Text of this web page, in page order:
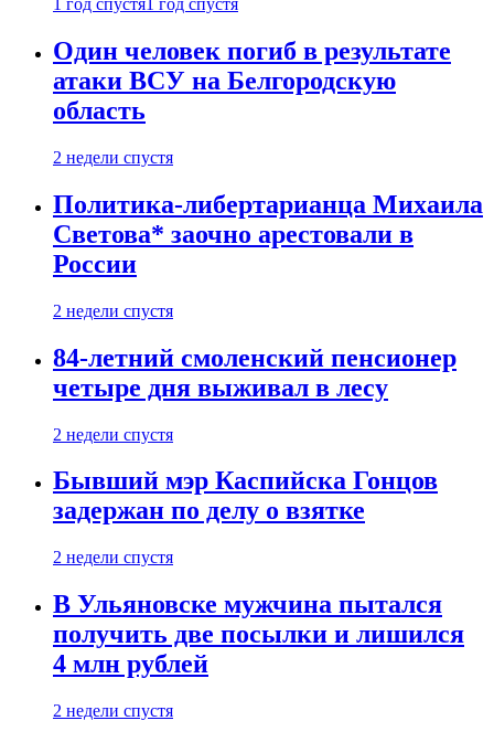
1 год спустя 1 год спустя
Один человек погиб в результате
атаки ВСУ на Белгородскую
область
2 недели спустя
Политика-либертарианца Михаила
Светова* заочно арестовали в
России
2 недели спустя
84-летний смоленский пенсионер
четыре дня выживал в лесу
2 недели спустя
Бывший мэр Каспийска Гонцов
задержан по делу о взятке
2 недели спустя
В Ульяновске мужчина пытался
получить две посылки и лишился
4 млн рублей
2 недели спустя